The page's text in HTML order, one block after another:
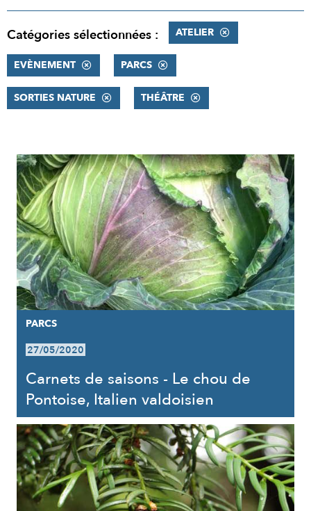
Catégories sélectionnées : ATELIER
EVÈNEMENT PARCS
SORTIES NATURE THÉÂTRE
RÉSULTATS
PARCS
27/05/2020
Carnets de saisons - Le chou de
Pontoise, Italien valdoisien